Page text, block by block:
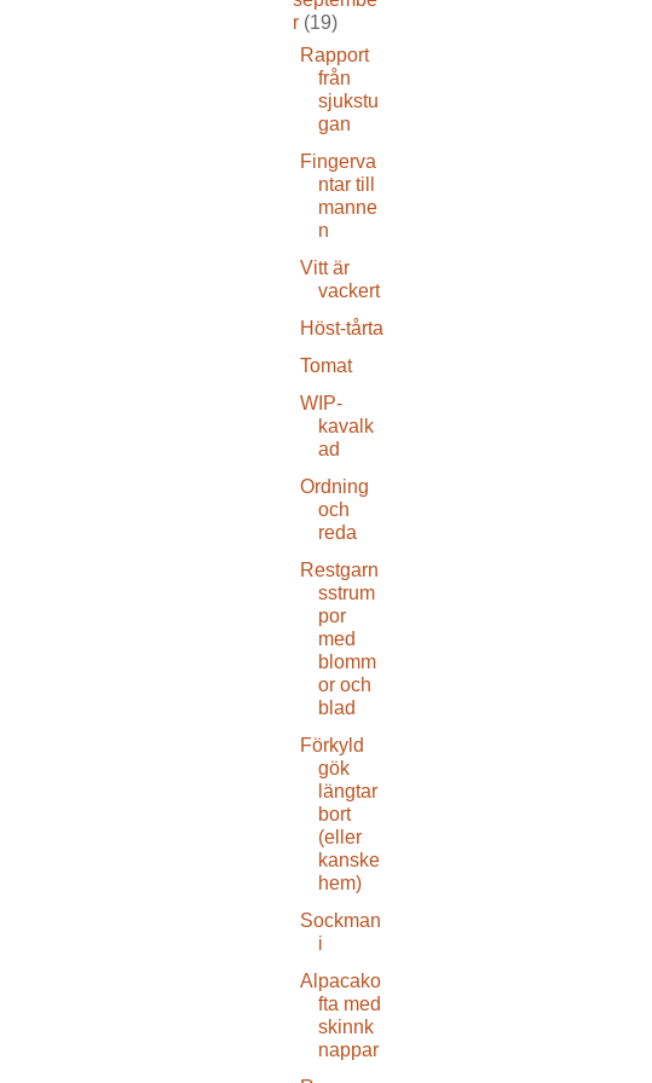
r (19)
Rapport
från
sjukstu
gan
Fingerva
ntar till
manne
n
Vitt är
vackert
Höst-tårta
Tomat
WIP-
kavalk
ad
Ordning
och
reda
Restgarn
sstrum
por
med
blomm
or och
blad
Förkyld
gök
längtar
bort
(eller
kanske
hem)
Sockman
i
Alpacako
fta med
skinnk
nappar